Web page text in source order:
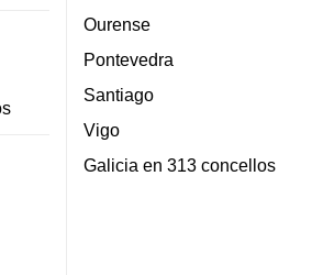
Ourense
Pontevedra
Santiago
Vigo
Galicia en 313 concellos